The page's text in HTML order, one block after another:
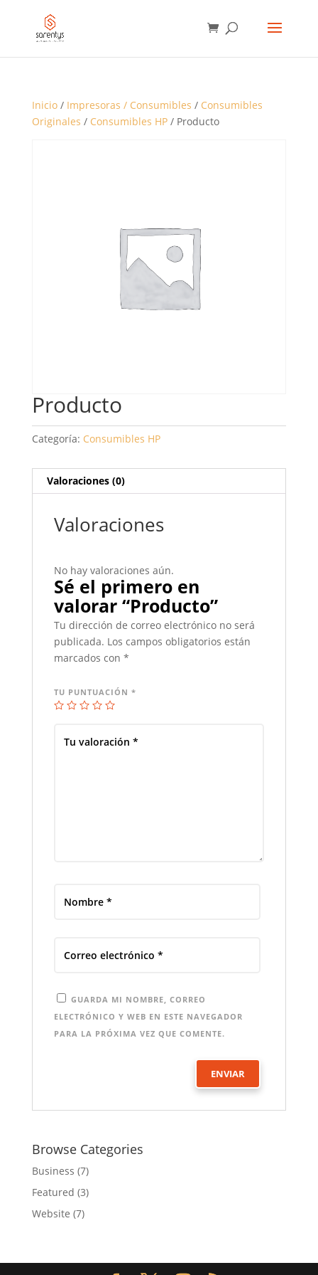
PRODUCTOS
Inicio/ Impresoras / Consumibles / Consumibles
Originales / Consumibles HP/ Producto
Producto
Categoría: Consumibles HP
Valoraciones (0)
Valoraciones
No hay valoraciones aún.
Sé el primero en
valorar “Producto”
Tu dirección de correo electrónico no será
publicada. Los campos obligatorios están
marcados con *
TU PUNTUACIÓN *
GUARDA MI NOMBRE, CORREO
ELECTRÓNICO Y WEB EN ESTE NAVEGADOR
PARA LA PRÓXIMA VEZ QUE COMENTE.
Browse Categories
Business (7)
Featured (3)
Website (7)